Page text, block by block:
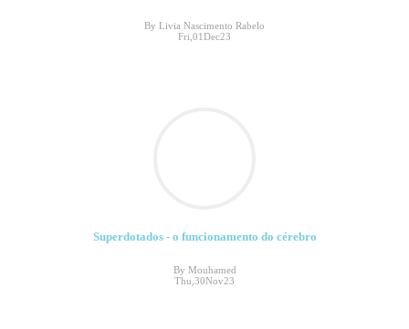
By Livia Nascimento Rabelo
Fri,01Dec23
Superdotados - o funcionamento do cérebro
By Mouhamed
Thu,30Nov23